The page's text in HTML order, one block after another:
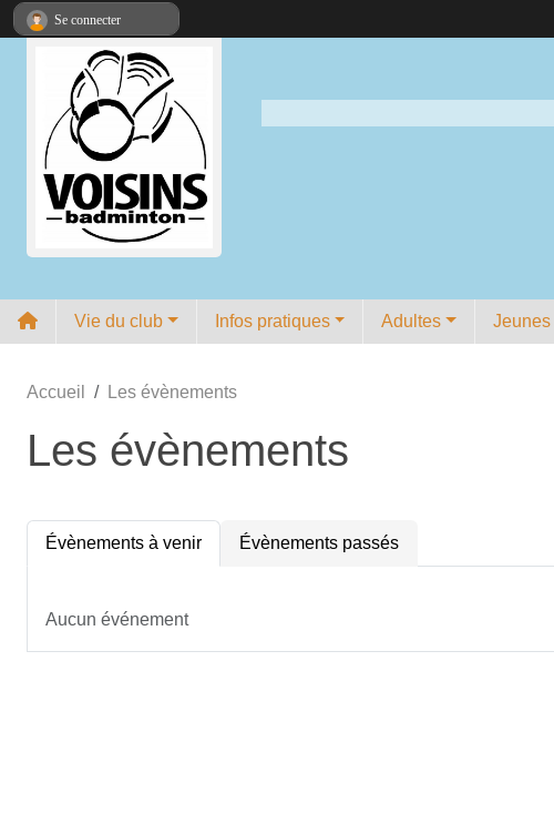
Vie du club Infos pratiques Adultes Jeunes
Accueil Les évènements
Les évènements
Évènements à venir Évènements passés
Aucun événement
Se connecter
Panneau de gestion des cookies